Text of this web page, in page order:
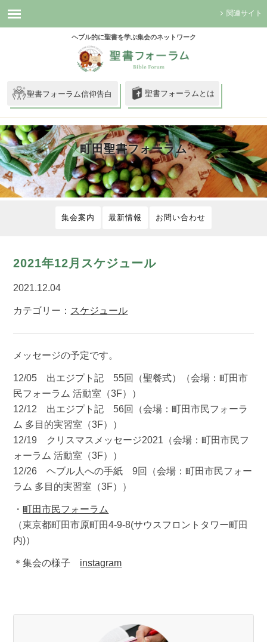
関連サイト
ヘブル的に聖書を学ぶ集会のネットワーク
聖書フォーラム信仰告白 聖書フォーラムとは
町田聖書フォーラム
集会案内 最新情報 お問い合わせ
2021年12月スケジュール
2021.12.04
カテゴリー： スケジュール
メッセージの予定です。
12/05 出エジプト記 55回（聖餐式）（会場：町田市
民フォーラム 活動室（3F））
12/12 出エジプト記 56回（会場：町田市民フォーラ
ム 多目的実習室（3F））
12/19 クリスマスメッセージ2021（会場：町田市民フ
ォーラム 活動室（3F））
12/26 ヘブル人への手紙 9回（会場：町田市民フォー
ラム 多目的実習室（3F））
・町田市民フォーラム
（東京都町田市原町田4-9-8(サウスフロントタワー町田
内)）
＊集会の様子 instagram